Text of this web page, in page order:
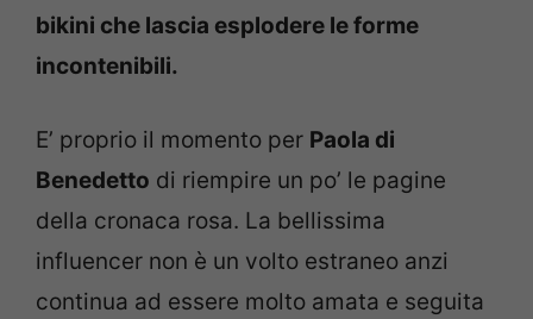
bikini che lascia esplodere le forme
incontenibili.
E’ proprio il momento per Paola di
Benedetto di riempire un po’ le pagine
della cronaca rosa. La bellissima
influencer non è un volto estraneo anzi
continua ad essere molto amata e seguita